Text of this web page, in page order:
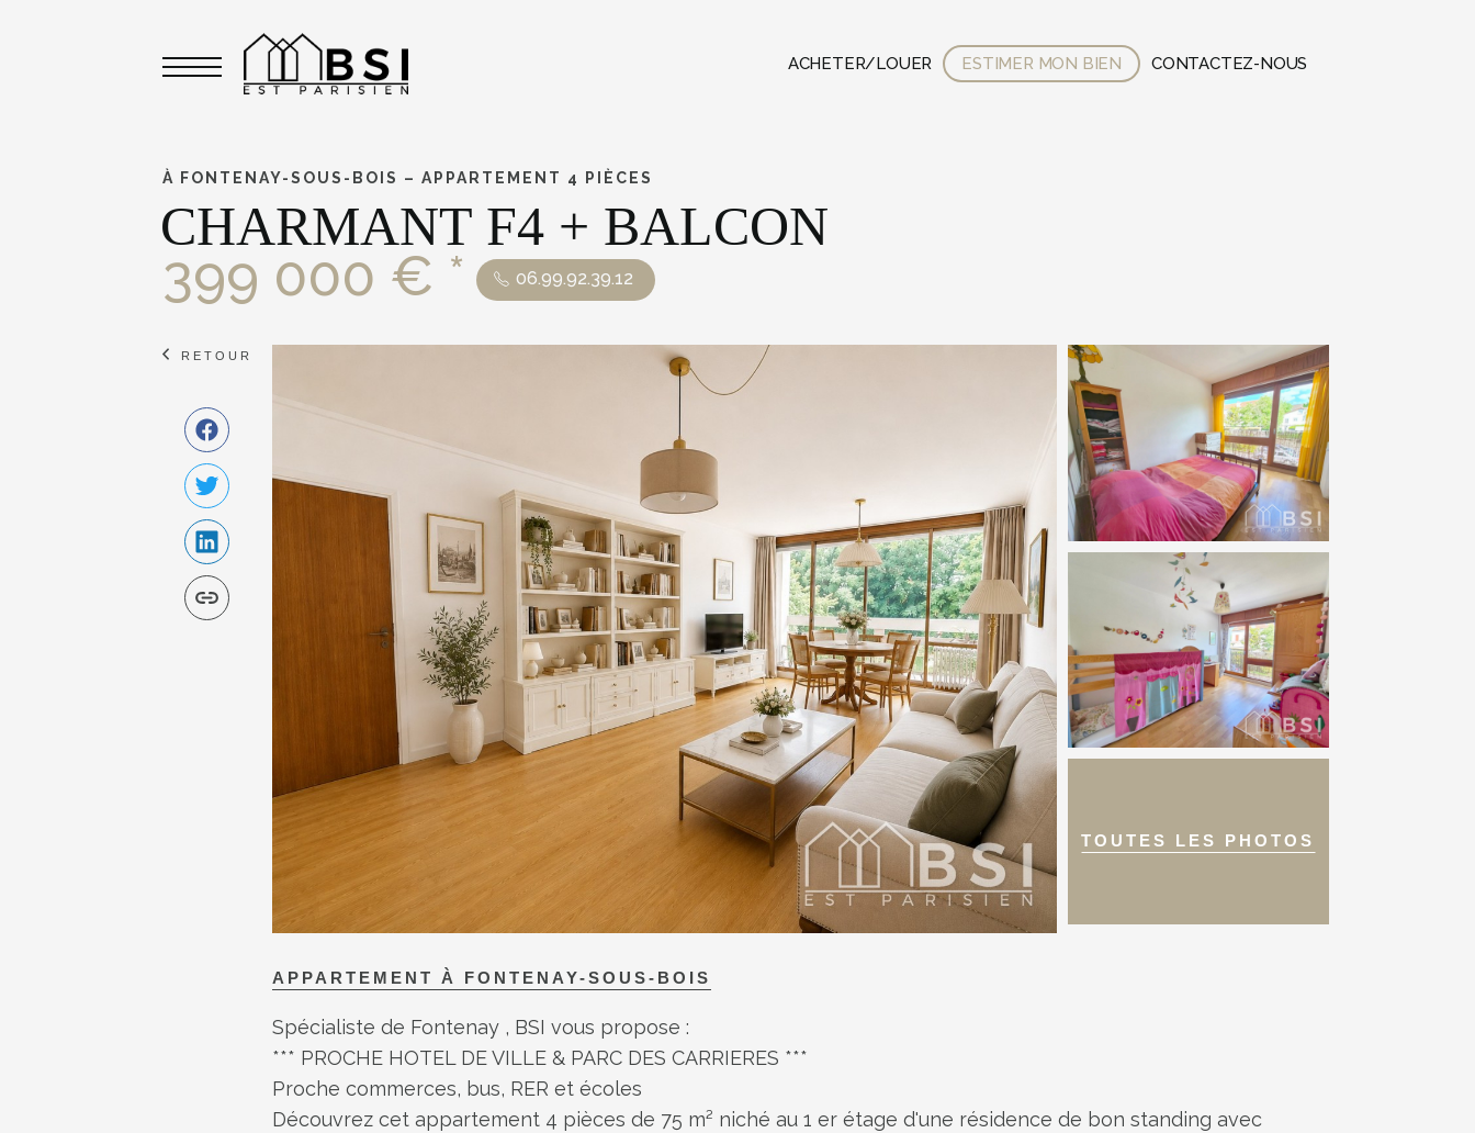
À FONTENAY-SOUS-BOIS – APPARTEMENT 4 PIÈCES
CHARMANT F4 + BALCON
399 000 € * 06.99.92.39.12
RETOUR
TOUTES LES PHOTOS
APPARTEMENT À FONTENAY-SOUS-BOIS
Spécialiste de Fontenay , BSI vous propose :
*** PROCHE HOTEL DE VILLE & PARC DES CARRIERES ***
Proche commerces, bus, RER et écoles
Découvrez cet appartement 4 pièces de 75 m² niché au 1 er étage d'une résidence de bon standing avec
Toggle navigation
ACHETER/LOUER ESTIMER MON BIEN CONTACTEZ-NOUS